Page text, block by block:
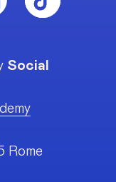
Social
Rome